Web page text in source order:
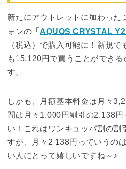
新たにアウトレットに加わった
ォンの 「AQUOS CRYSTAL Y2
（税込）で購入可能に！新規
も15,120円で買うことができ
す。
しかも、月額基本料金は月々
間は月々1,000円割引の2,138
い！これはワンキュッパ割の割
すが、月々2,138円っていうの
い人にとって嬉しいですね～♪